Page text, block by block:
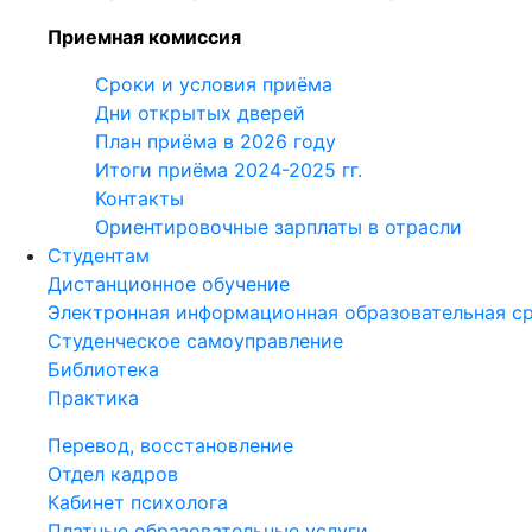
Приемная комиссия
Сроки и условия приёма
Дни открытых дверей
План приёма в 2026 году
Итоги приёма 2024-2025 гг.
Контакты
Ориентировочные зарплаты в отрасли
Студентам
Дистанционное обучение
Электронная информационная образовательная
Студенческое самоуправление
Библиотека
Практика
Перевод, восстановление
Отдел кадров
Кабинет психолога